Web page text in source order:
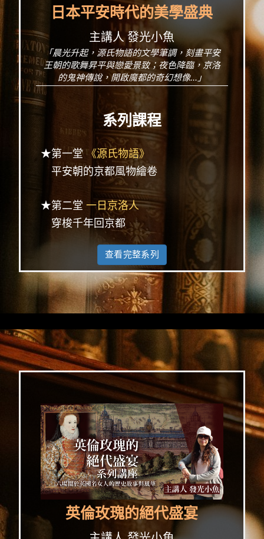
日本平安時代的美學盛典
主講人 發光小魚
「晨光升起，源氏物語的文學筆調，刻畫平安
王朝的歌舞昇平與戀愛景致；夜色降臨，京洛
的鬼神傳說，開啟魔都的奇幻想像...」
系列課程
★第一堂 《源氏物語》
平安朝的京都風物繪卷
★第二堂 一日京洛人
穿梭千年回京都
查看完整系列
英倫玫瑰的絕代盛宴